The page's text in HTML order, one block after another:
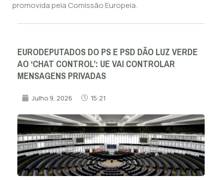
promovida pela Comissão Europeia.
EURODEPUTADOS DO PS E PSD DÃO LUZ VERDE
AO ‘CHAT CONTROL’: UE VAI CONTROLAR
MENSAGENS PRIVADAS
Julho 9, 2026 15:21